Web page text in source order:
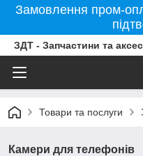
Замовлення пром-
ЗДТ - Запчастини та
Товари та послуги
Камери для телефонів